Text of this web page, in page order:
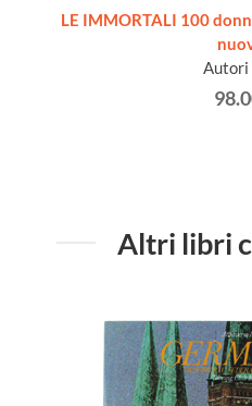
LE IMMORTALI 100
Autori
Altri libri